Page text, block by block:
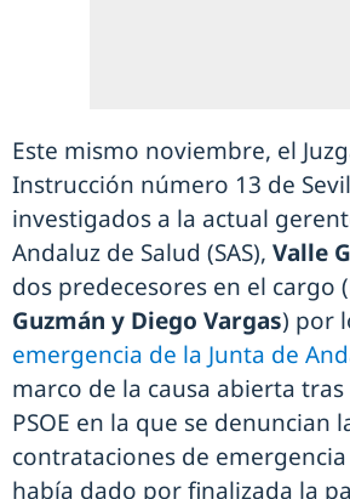
Este mismo noviembre, el
Instrucción número 13 de
investigados a la actual
Andaluz de Salud (SAS), Valle
dos predecesores en el cargo (
Guzmán y Diego Vargas) por
emergencia de la Junta de
marco de la causa abierta
PSOE en la que se denuncian
contrataciones de
había dado por finalizada la